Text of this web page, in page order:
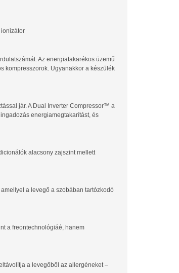
ionizátor
Az energiatakarékos üzemű
kompresszorok. Ugyanakkor a készülék
jár. A Dual Inverter Compressor™ a
energiamegtakarítást, és
alacsony zajszint mellett
a levegő a szobában tartózkodó
a freontechnológiáé, hanem
a levegőből az allergéneket –